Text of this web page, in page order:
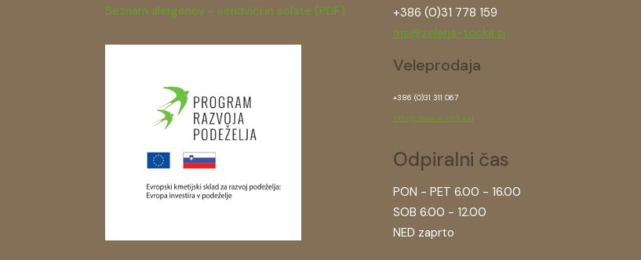
Seznam alergenov - sendviči in solate (PDF)
+386 (0)31 778 159
ms@zelena-tocka.si
Veleprodaja
+386 (0)31 311 067
info@zelena-tocka.si
Odpiralni čas
PON - PET 6.00 - 16.00
SOB 6.00 - 12.00
NED zaprto